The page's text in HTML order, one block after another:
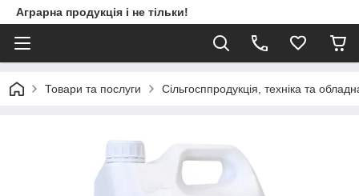
Аграрна продукція і не тільки!
Товари та послуги Сільгосппродукція, техніка та